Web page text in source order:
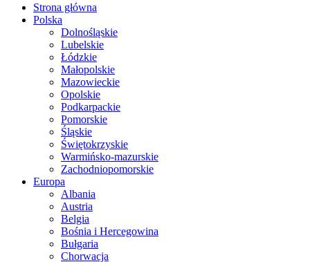
Strona główna
Polska
Dolnośląskie
Lubelskie
Łódzkie
Małopolskie
Mazowieckie
Opolskie
Podkarpackie
Pomorskie
Śląskie
Świętokrzyskie
Warmińsko-mazurskie
Zachodniopomorskie
Europa
Albania
Austria
Belgia
Bośnia i Hercegowina
Bułgaria
Chorwacja